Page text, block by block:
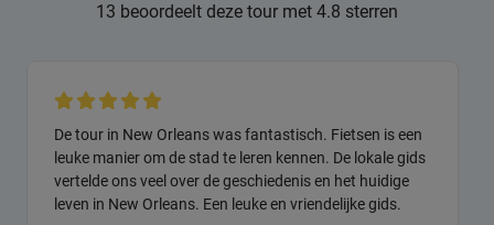
13 beoordeelt deze tour met 4.8 sterren
De tour in New Orleans was fantastisch. Fietsen is een
leuke manier om de stad te leren kennen. De lokale gids
vertelde ons veel over de geschiedenis en het huidige
leven in New Orleans. Een leuke en vriendelijke gids.